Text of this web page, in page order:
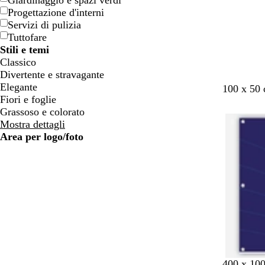
o
n
e
o
n
e
e
e Progettazione d'interni
Servizi di pulizia
Tuttofare
Stili e temi
Classico
Divertente e stravagante
Elegante
Fiori e foglie
Grassoso e colorato
Mostra dettagli
Area per logo/foto
g
c
a
b
m
n
100 x 50